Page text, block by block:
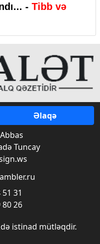
- Tibb və
Əlaqə
Tuncay
31
80 26
istinad mütləqdir.